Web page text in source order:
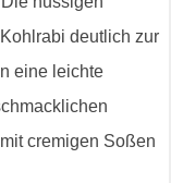
deutlich zur
eine leichte
cremigen Soßen